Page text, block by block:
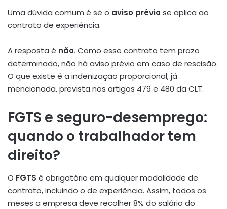
Uma dúvida comum é se o aviso prévio se aplica ao
contrato de experiência.
A resposta é não. Como esse contrato tem prazo
determinado, não há aviso prévio em caso de rescisão.
O que existe é a indenização proporcional, já
mencionada, prevista nos artigos 479 e 480 da CLT.
FGTS e seguro-desemprego:
quando o trabalhador tem
direito?
O FGTS é obrigatório em qualquer modalidade de
contrato, incluindo o de experiência. Assim, todos os
meses a empresa deve recolher 8% do salário do